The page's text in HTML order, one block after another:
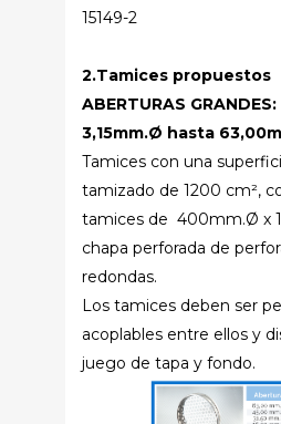
15149-2
2.Tamices propuestos
ABERTURAS
3,15mm.Ø hasta
Tamices con una
tamizado de 1200 cm²,
tamices de 400mm.Ø x
chapa perforada de
redondas.
Los tamices deben ser
acoplables entre ellos y
juego de tapa y fondo.